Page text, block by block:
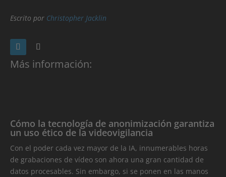
Escrito por Christopher Jacklin
Más información:
Cómo la tecnología de anonimización garantiza
un uso ético de la videovigilancia
Con el poder cada vez mayor de la IA, innumerables horas
de grabaciones de vídeo son ahora una gran cantidad de
datos procesables. Sin embargo, si se ponen en las manos